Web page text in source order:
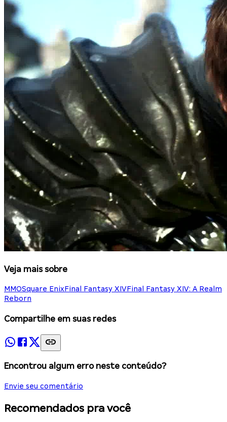
Veja mais sobre
MMOSquare EnixFinal Fantasy XIVFinal Fantasy XIV: A Realm
Reborn
Compartilhe em suas redes
Encontrou algum erro neste conteúdo?
Envie seu comentário
Recomendados pra você